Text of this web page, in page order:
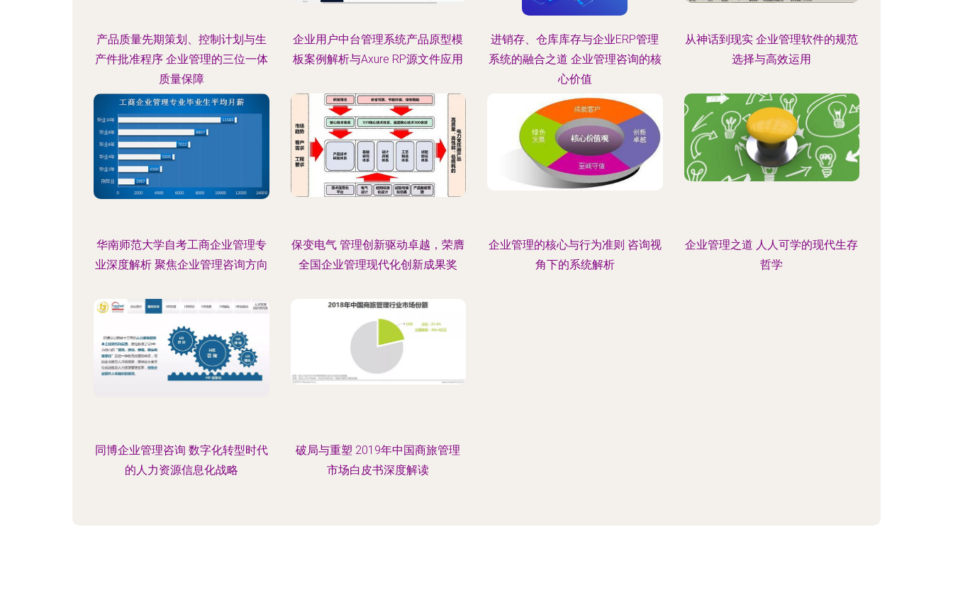
产品质量先期策划、控制计划与生
产件批准程序 企业管理的三位一体
质量保障
企业用户中台管理系统产品原型模
板案例解析与Axure RP源文件应用
进销存、仓库库存与企业ERP管理
系统的融合之道 企业管理咨询的核
心价值
从神话到现实 企业管理软件的规范
选择与高效运用
华南师范大学自考工商企业管理专
业深度解析 聚焦企业管理咨询方向
保变电气 管理创新驱动卓越，荣膺
全国企业管理现代化创新成果奖
企业管理的核心与行为准则 咨询视
角下的系统解析
企业管理之道 人人可学的现代生存
哲学
同博企业管理咨询 数字化转型时代
的人力资源信息化战略
破局与重塑 2019年中国商旅管理
市场白皮书深度解读